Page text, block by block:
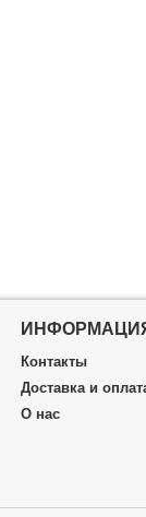
Контакты
Доставка и
О нас